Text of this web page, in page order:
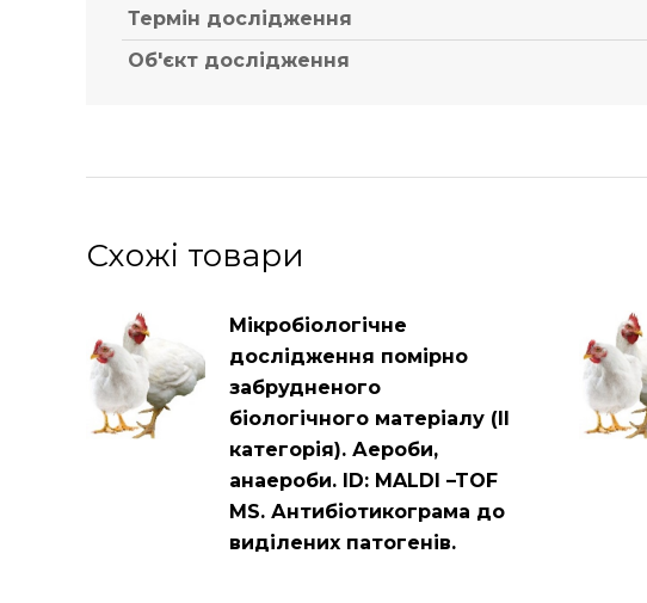
Термін дослідження
Об'єкт дослідження
Схожі товари
Мікробіологічне
дослідження помірно
забрудненого
біологічного матеріалу (ІІ
категорія). Аероби,
анаероби. ID: MALDI –TOF
MS. Антибіотикограма до
виділених патогенів.